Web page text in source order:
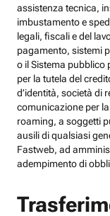
assistenza tecnica,
imbustamento e
legali, fiscali e del
pagamento, sistemi
o il Sistema pubblico
per la tutela del
d’identità, società di
comunicazione per
roaming, a soggetti
ausili di qualsiasi
Fastweb, ad
adempimento di